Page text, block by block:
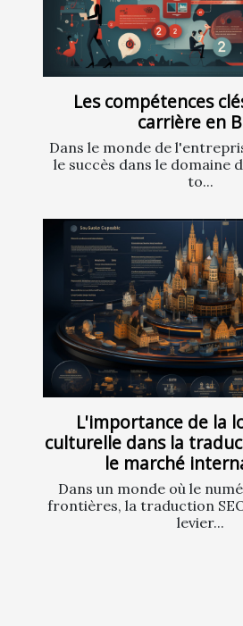
Les compétences
carrière en
Dans le monde de
le succès dans le domaine
to...
L'importance de la
culturelle dans la
le marché
Dans un monde où le
frontières, la traduction
levier...